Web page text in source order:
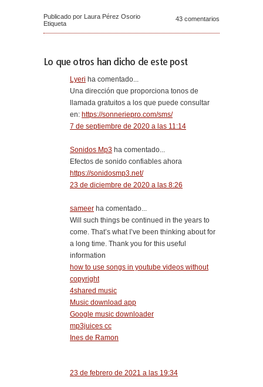
Publicado por Laura Pérez Osorio
Etiqueta
43 comentarios
Lo que otros han dicho de este post
Lyeri ha comentado...
Una dirección que proporciona tonos de
llamada gratuitos a los que puede consultar
en: https://sonneriepro.com/sms/
7 de septiembre de 2020 a las 11:14
Sonidos Mp3 ha comentado...
Efectos de sonido confiables ahora
https://sonidosmp3.net/
23 de diciembre de 2020 a las 8:26
sameer ha comentado...
Will such things be continued in the years to
come. That’s what I’ve been thinking about for
a long time. Thank you for this useful
information
how to use songs in youtube videos without
copyright
4shared music
Music download app
Google music downloader
mp3juices cc
Ines de Ramon
23 de febrero de 2021 a las 19:34